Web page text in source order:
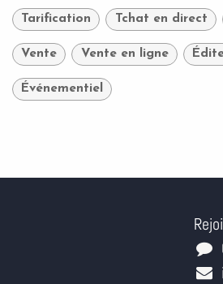
Tarification Tchat en direct
Vente Vente en ligne
Événementiel